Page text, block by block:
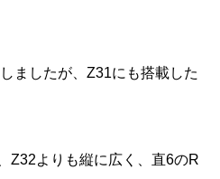
ましたが、Z31にも搭載した
Z32よりも縦に広く、直6のR